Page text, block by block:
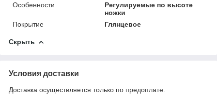
Особенности
Регулируемые по высоте
ножки
Покрытие
Глянцевое
Скрыть
Условия доставки
Доставка осуществляется только по предоплате.